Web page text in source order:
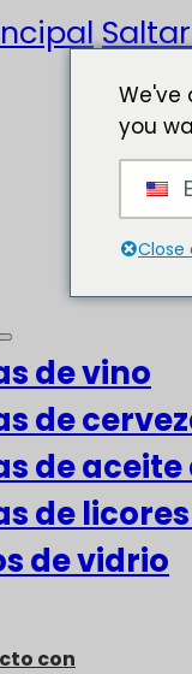
de vino
de
de
de
de vidrio
con
We've
you
Close